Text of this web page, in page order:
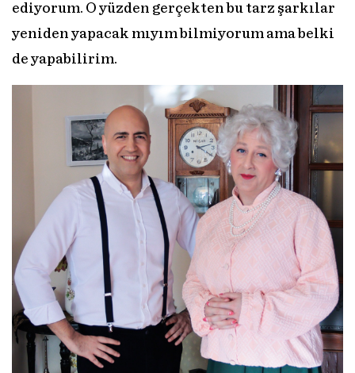
ediyorum. O yüzden gerçekten bu tarz şarkılar
yeniden yapacak mıyım bilmiyorum ama belki
de yapabilirim.